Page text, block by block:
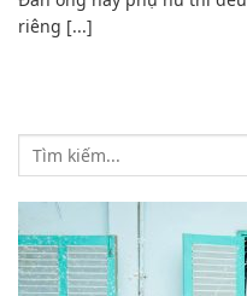
riêng [...]